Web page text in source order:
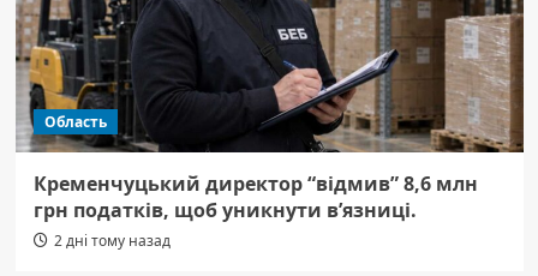
Область
Кременчуцький директор “відмив” 8,6 млн
грн податків, щоб уникнути в’язниці.
2 дні тому назад